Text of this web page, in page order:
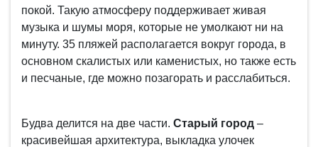
покой. Такую атмосферу поддерживает живая
музыка и шумы моря, которые не умолкают ни на
минуту. 35 пляжей располагается вокруг города, в
основном скалистых или каменистых, но также есть
и песчаные, где можно позагорать и расслабиться.
Будва делится на две части. Старый город –
красивейшая архитектура, выкладка улочек